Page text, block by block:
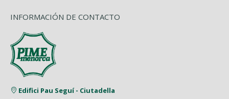
INFORMACIÓN DE CONTACTO
Edifici Pau Seguí - Ciutadella